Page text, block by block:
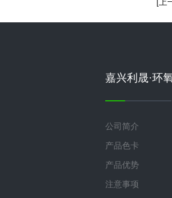
嘉兴利晟·环
公司简介
产品色卡
产品优势
注意事项